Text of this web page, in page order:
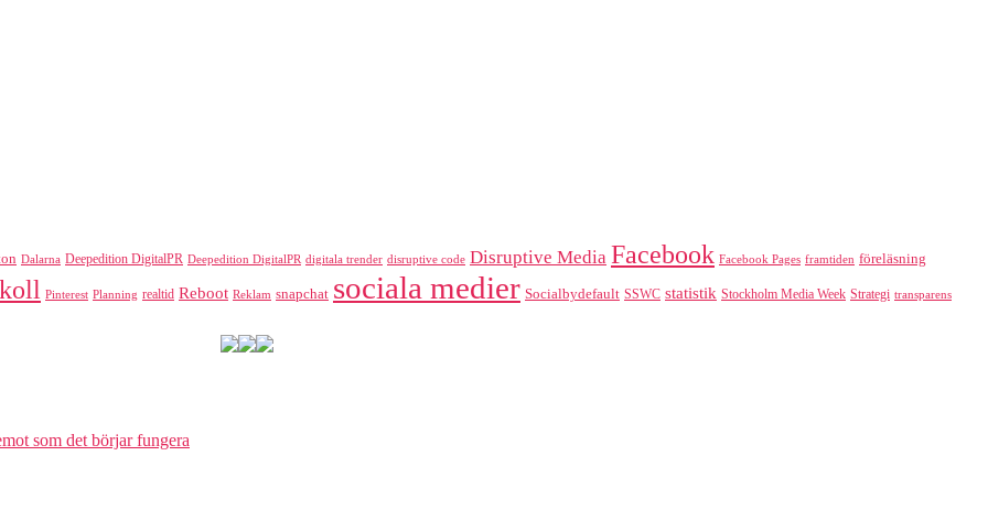
Dalarna Deepedition DigitalPR Deepedition DigitalPR digitala trender disruptive code Disruptive Media Facebook Facebook Pages framtiden föreläsning
Pinterest Planning realtid Reboot Reklam snapchat sociala medier Socialbydefault SSWC statistik Stockholm Media Week Strategi transparens
som det börjar fungera